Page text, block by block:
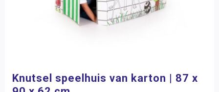
Knutsel speelhuis van karton | 87 x